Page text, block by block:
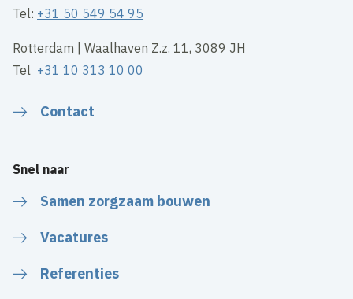
Tel: +31 50 549 54 95
Rotterdam | Waalhaven Z.z. 11, 3089 JH
Tel +31 10 313 10 00
Contact
Snel naar
Samen zorgzaam bouwen
Vacatures
Referenties